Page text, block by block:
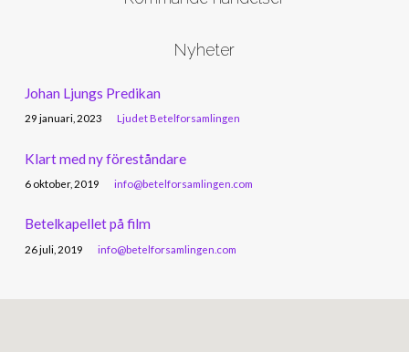
Nyheter
Johan Ljungs Predikan
29 januari, 2023 Ljudet Betelforsamlingen
Klart med ny föreståndare
6 oktober, 2019 info@betelforsamlingen.com
Betelkapellet på film
26 juli, 2019 info@betelforsamlingen.com